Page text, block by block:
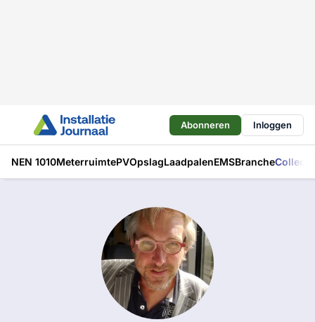
Abonneren Inloggen
NEN 1010MeterruimtePVOpslagLaadpalenEMSBranche